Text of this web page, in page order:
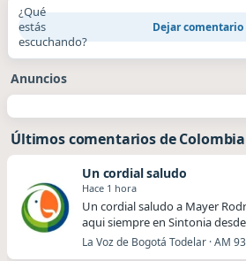
¿Qué
estás
escuchando?
Dejar comentario
Anuncios
Últimos comentarios de Colombia
Un cordial saludo
Hace 1 hora
Un cordial saludo a Mayer
aqui siempre en Sintonia
La Voz de Bogotá Todelar · AM